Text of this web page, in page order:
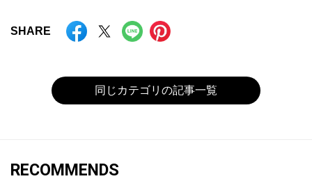
SHARE
同じカテゴリの記事一覧
RECOMMENDS